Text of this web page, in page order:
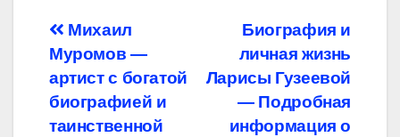
Навигация
по
записям
Биография и
личная жизнь
Ларисы Гузеевой
— Подробная
информация о
Михаил
Муромов —
артист с богатой
биографией и
таинственной